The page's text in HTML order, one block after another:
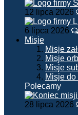
12 lipca 2026
6 lipca 2026
Misje
Misje
Misje
Misje
Misje do
Polecamy
28 lipca 2026